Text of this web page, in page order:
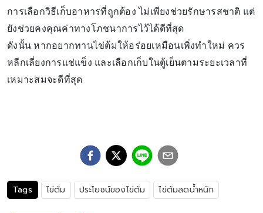
การเลือกวิธีเก็บอาหารที่ถูกต้อง ไม่เพียงช่วยรักษารสชาติ แต่
ยังช่วยคงคุณค่าทางโภชนาการไว้ได้ดีที่สุด
ดังนั้น หากอยากทานไข่ต้มให้อร่อยเหมือนเพิ่งทำใหม่ ควร
หลีกเลี่ยงการแช่แข็ง และเลือกเก็บในตู้เย็นตามระยะเวลาที่
เหมาะสมจะดีที่สุด
Tags ไข่ต้ม ประโยชน์ของไข่ต้ม ไข่ต้มลดน้ำหนัก